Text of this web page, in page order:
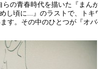
の青春時代を描いた『まん
し頃に...』のラストで、トキ
す。その中のひとつが『オ